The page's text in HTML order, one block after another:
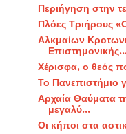
Περιήγηση στην
Πλόες Τριήρους
Αλκμαίων
Χέρισφα, ο θεός
Το Πανεπιστήμιο
Αρχαία Θαύματα
μεγαλύ...
Οι κήποι στα